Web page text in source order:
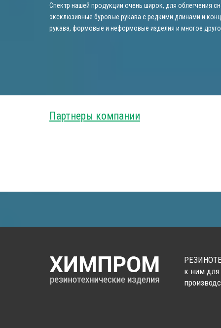
Спектр нашей продукции очень широк, для облегчения
эксклюзивные буровые рукава с редкими длинами и
рукава, формовые и неформовые изделия и многое
Партнеры компании
к ним для